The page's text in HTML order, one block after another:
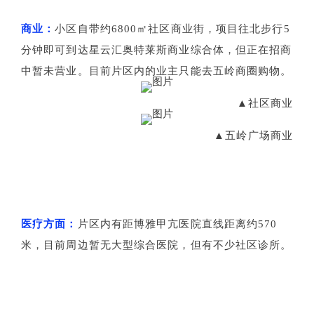
商业：小区自带约6800㎡社区商业街，项目往北步行5
分钟即可到达星云汇奥特莱斯商业综合体，但正在招商
中暂未营业。目前片区内的业主只能去五岭商圈购物。
▲社区商业
▲五岭广场商业
医疗方面：
片区内有距博雅甲亢医院直线距离约570
米，目前周边暂无大型综合医院，但有不少社区诊所。